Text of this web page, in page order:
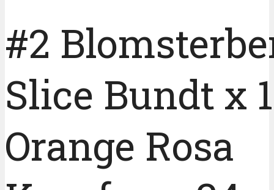
#2
Slice Bundt x
Orange Rosa